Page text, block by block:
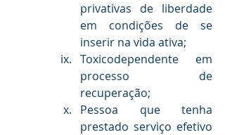
privativas de liberdade
em condições de se
inserir na vida ativa;
Toxicodependente em
processo de
recuperação;
Pessoa que tenha
prestado serviço efetivo